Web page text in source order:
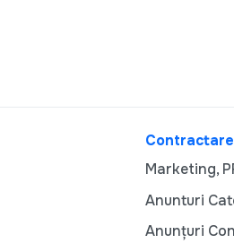
Marketing,
Anunturi
Anunțuri